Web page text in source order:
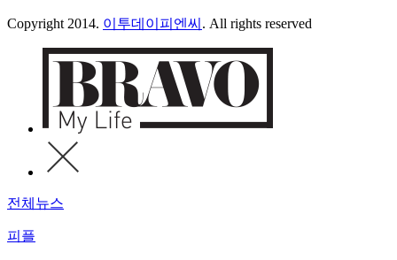
Copyright 2014. 이투데이피엔씨 . All rights reserved
전체뉴스
피플